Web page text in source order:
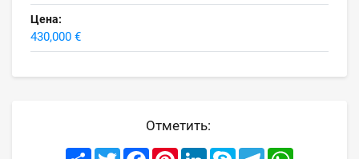
Цена:
430,000 €
Отметить:
Share TwitterFacebookPinterestLinkedInSkype Telegram